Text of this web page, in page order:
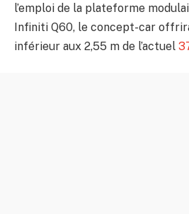
l’emploi de la plateforme
Infiniti Q60, le concept-car
inférieur aux 2,55 m de l’actuel